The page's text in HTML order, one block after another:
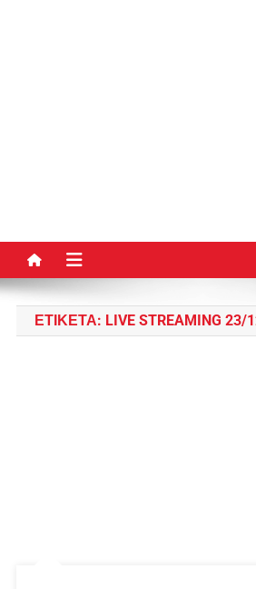
ΕΤΙΚΈΤΑ: LIVE STREAMING 23/